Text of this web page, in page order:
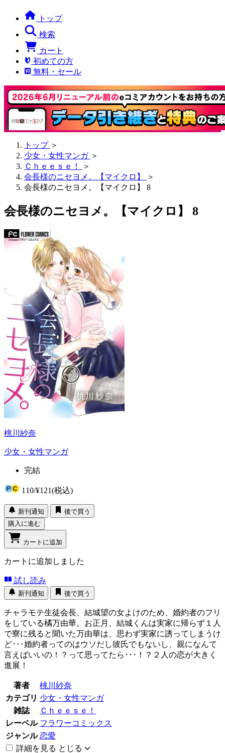
トップ
検索
カート
初めての方
無料・セール
トップ ＞
少女・女性マンガ ＞
Ｃｈｅｅｓｅ！
＞
会長様のニセヨメ。【マイクロ】
＞
会長様のニセヨメ。【マイクロ】 8
会長様のニセヨメ。【マイクロ】 8
桃川紗奈
少女・女性マンガ
完結
110/¥121(税込)
新刊通知
後で買う
購入に進む
カートに追加
カートに追加しました
試し読み
新刊通知 後で買う
チャラモテ生徒会長、結城望の女よけのため、婚約者のフリ
をしている橘万由華。お正月、結城くんは実家に帰らず１人
で寮に残ると聞いた万由華は、思わず実家に誘ってしまうけ
ど･･･婚約者ってのはウソだし彼氏でもないし、親になんて
言えばいいの！？って思ってたら･･･！？２人の恋が大きく
進展！
著者
桃川紗奈
カテゴリ 少女・女性マンガ
雑誌
Ｃｈｅｅｓｅ！
レーベル フラワーコミックス
ジャンル 恋愛
詳細を見る とじる